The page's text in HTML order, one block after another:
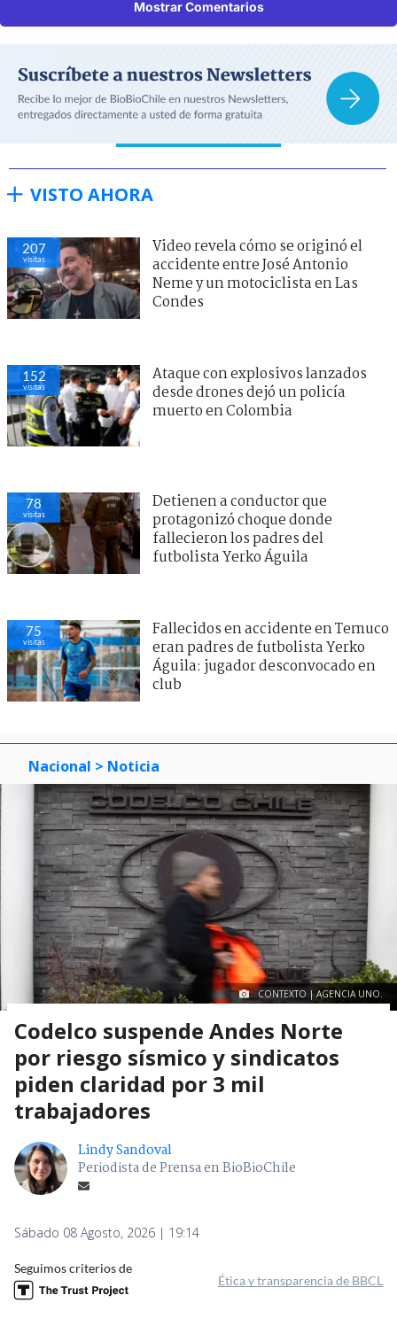
Mostrar Comentarios
VISTO AHORA
207
visitas
Video revela cómo se originó el
accidente entre José Antonio
Neme y un motociclista en Las
Condes
152
visitas
Ataque con explosivos lanzados
desde drones dejó un policía
muerto en Colombia
78
visitas
Detienen a conductor que
protagonizó choque donde
fallecieron los padres del
futbolista Yerko Águila
75
visitas
Fallecidos en accidente en Temuco
eran padres de futbolista Yerko
Águila: jugador desconvocado en
club
Nacional > Noticia
CONTEXTO | AGENCIA UNO.
Codelco suspende Andes Norte
por riesgo sísmico y sindicatos
piden claridad por 3 mil
trabajadores
Lindy Sandoval
Periodista de Prensa en BioBioChile
Sábado 08 Agosto, 2026 | 19:14
Seguimos criterios de
Ética y transparencia de BBCL